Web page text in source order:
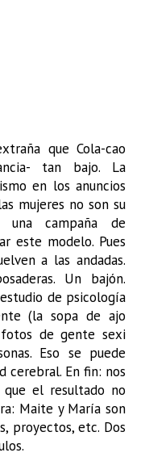
que Cola-cao
tan bajo. La
en los anuncios
mujeres no son su
una campaña de
este modelo. Pues
a las andadas.
Un bajón.
de psicología
(la sopa de ajo
de gente sexi
Eso se puede
cerebral. En fin: nos
que el resultado no
Maite y María son
proyectos, etc. Dos